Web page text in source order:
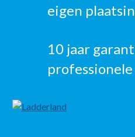
eigen
10 jaar